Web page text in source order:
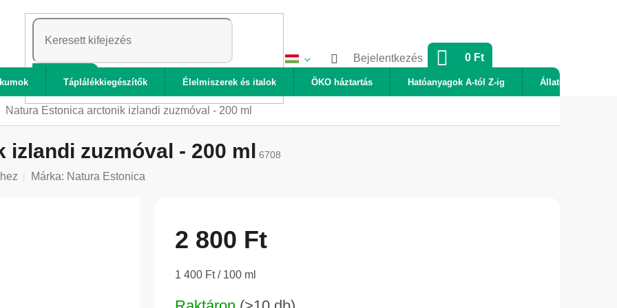
KERESÉS
Bejelentkezés KOSÁR
0 Ft
Táplálékkiegészítők Élelmiszerek és italok ÖKO háztartás Hatóanyagok A-tól Z-ig Állatok
Natura Estonica arctonik izlandi zuzmóval - 200 ml
zuzmóval - 200 ml 6708
Márka: Natura Estonica
2 800 Ft
Egységár:
1 400 Ft / 100 ml